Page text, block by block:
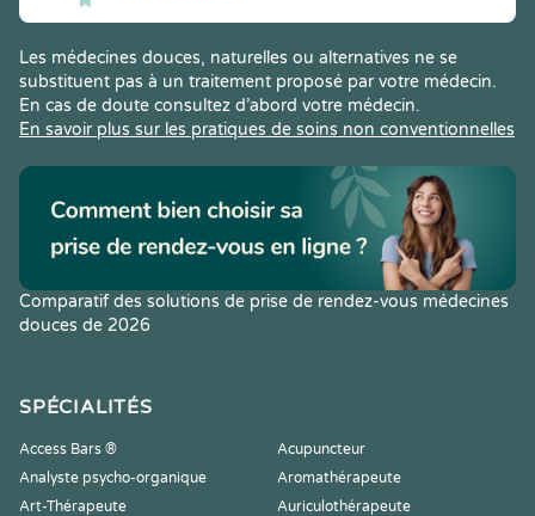
Les médecines douces, naturelles ou alternatives ne se
substituent pas à un traitement proposé par votre médecin.
En cas de doute consultez d’abord votre médecin.
En savoir plus sur les pratiques de soins non conventionnelles
Comparatif des solutions de prise de rendez-vous médecines
douces de 2026
SPÉCIALITÉS
Access Bars ®
Acupuncteur
Analyste psycho-organique
Aromathérapeute
Art-Thérapeute
Auriculothérapeute